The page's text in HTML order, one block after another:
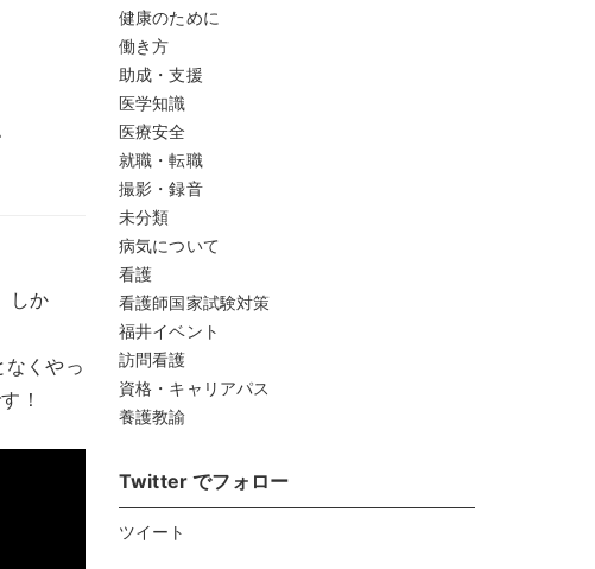
しか
くやっ
！
健康のために
働き方
助成・支援
医学知識
医療安全
就職・転職
撮影・録音
未分類
病気について
看護
看護師国家試験対策
福井イベント
訪問看護
資格・キャリアパス
養護教諭
Twitter でフォロー
ツイート